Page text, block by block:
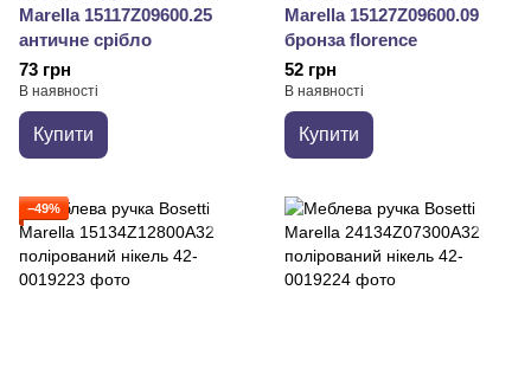
Marella 15117Z09600.25
античне срібло
73 грн
В наявності
Купити
Marella 15127Z09600.09
бронза florence
52 грн
В наявності
Купити
−49%